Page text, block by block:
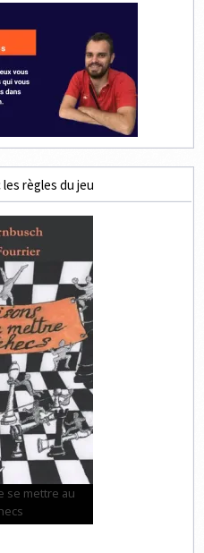
règles du jeu
se mettre au